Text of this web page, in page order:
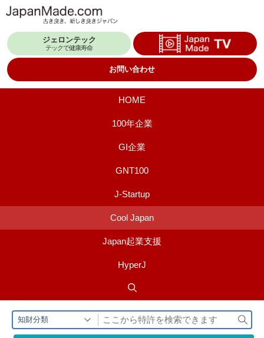
テ
ジェロンテック
テックで健康寿命
お問い合わせ
HOME
100年企業
GI企業
GNT100
J-Startup
Cool Japan
Japan起業支援
HyperJ
知財分類
検
索